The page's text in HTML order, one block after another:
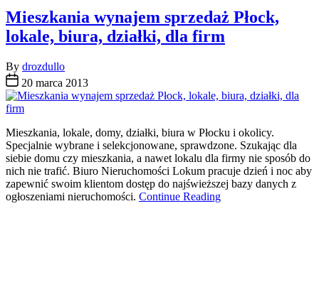
Mieszkania wynajem sprzedaż Płock,
lokale, biura, działki, dla firm
By drozdullo
20 marca 2013
Mieszkania, lokale, domy, działki, biura w Płocku i okolicy.
Specjalnie wybrane i selekcjonowane, sprawdzone. Szukając dla
siebie domu czy mieszkania, a nawet lokalu dla firmy nie sposób do
nich nie trafić. Biuro Nieruchomości Lokum pracuje dzień i noc aby
zapewnić swoim klientom dostęp do najświeższej bazy danych z
ogłoszeniami nieruchomości. Continue Reading